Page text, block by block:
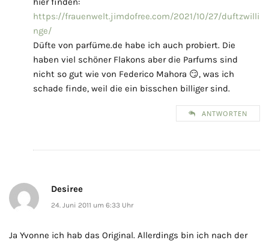
https://frauenwelt.jimdofree.com/2021/10/27/duftzwilli
nge/
Düfte von parfüme.de habe ich auch probiert. Die
haben viel schöner Flakons aber die Parfums sind
nicht so gut wie von Federico Mahora 😏, was ich
schade finde, weil die ein bisschen billiger sind.
ANTWORTEN
Desiree
24. Juni 2011 um 6:33 Uhr
Ja Yvonne ich hab das Original. Allerdings bin ich nach der